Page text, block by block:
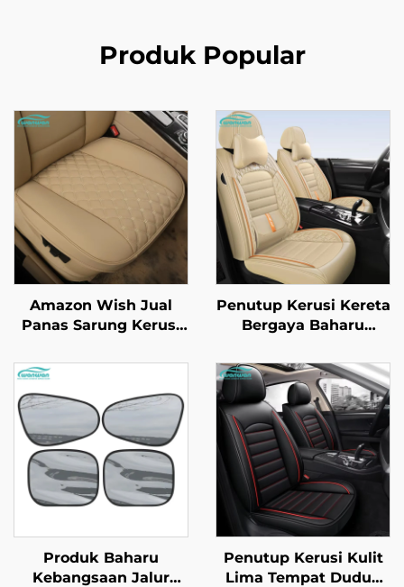
Produk Popular
Amazon Wish Jual
Panas Sarung Kerusi
Semua Musim dengan
Sarung Kerusi Kereta
Keseluruhan Bahagian
Belakang
Penutup Kerusi Kereta
Bergaya Baharu
Dilengkungkan Penuh
Bahan Sutera Anti
Letupan Bahagian
Depan Diperbuat
Daripada Kulit
Produk Baharu
Kebangsaan Jalur
Penutup Kerusi Kulit
Lima Tempat Duduk